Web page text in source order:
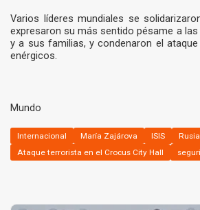
Varios líderes mundiales se
expresaron su más sentido pésame a
y a sus familias, y condenaron el
enérgicos.
Mundo
Internacional María Zajárova ISIS Rusia
Ataque terrorista en el Crocus City Hall